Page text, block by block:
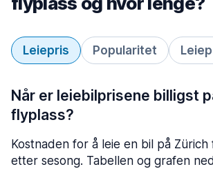
Leiepris Popularitet
Når er leiebilprisene billigst
flyplass?
Kostnaden for å leie en bil på
etter sesong. Tabellen og grafen